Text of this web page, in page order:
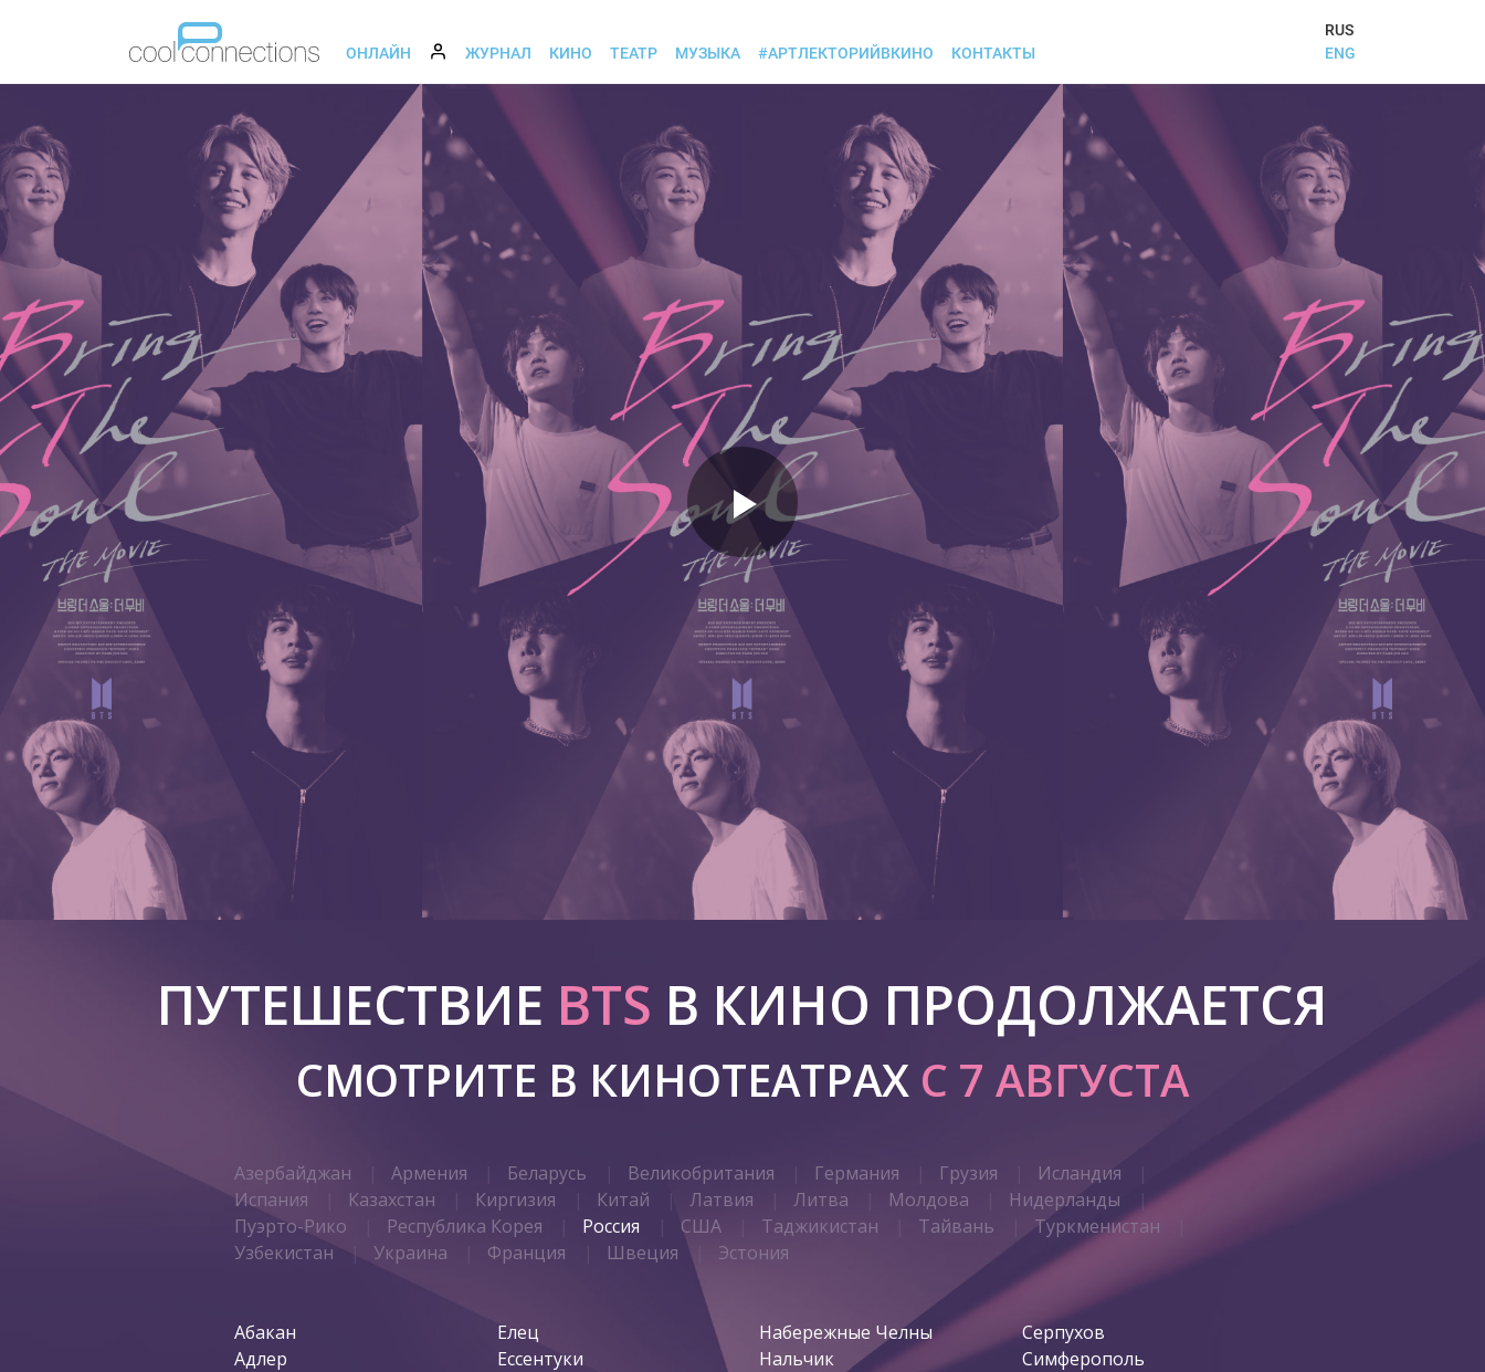
ОНЛАЙН ЖУРНАЛ КИНО ТЕАТР МУЗЫКА #АРТЛЕКТОРИЙВКИНО КОНТАКТЫ
RUS
ENG
ПУТЕШЕСТВИЕ BTS В КИНО ПРОДОЛЖАЕТСЯ
СМОТРИТЕ В КИНОТЕАТРАХ С 7 АВГУСТА
Азербайджан Армения Беларусь Великобритания Германия Грузия
Исландия
Испания
Казахстан Киргизия Китай Латвия Литва Молдова
Нидерланды
Пуэрто-Рико
Республика Корея Россия США Таджикистан Тайвань
Туркменистан
Узбекистан
Украина Франция Швеция Эстония
Абакан
Адлер
Елец
Ессентуки
Набережные Челны
Нальчик
Серпухов
Симферополь